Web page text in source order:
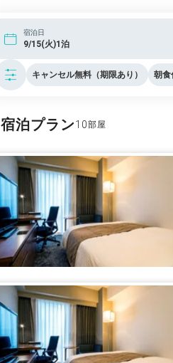
宿泊日
9/15(火)1泊
キャンセル無料（期限あり） 朝食
宿泊プラン10